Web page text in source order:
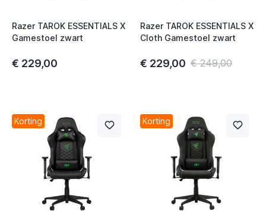
Razer TAROK ESSENTIALS X
Gamestoel zwart
€ 229,00
Razer TAROK ESSENTIALS X
Cloth Gamestoel zwart
€ 229,00 € 249,00
Korting Korting